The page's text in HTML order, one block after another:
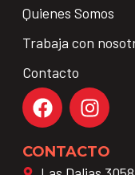
Quienes Somos
Trabaja con
Contacto
CONTACTO